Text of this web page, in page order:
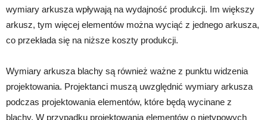
wymiary arkusza wpływają na wydajność produkcji. Im większy
arkusz, tym więcej elementów można wyciąć z jednego arkusza,
co przekłada się na niższe koszty produkcji.
Wymiary arkusza blachy są również ważne z punktu widzenia
projektowania. Projektanci muszą uwzględnić wymiary arkusza
podczas projektowania elementów, które będą wycinane z
blachy. W przypadku projektowania elementów o nietypowych